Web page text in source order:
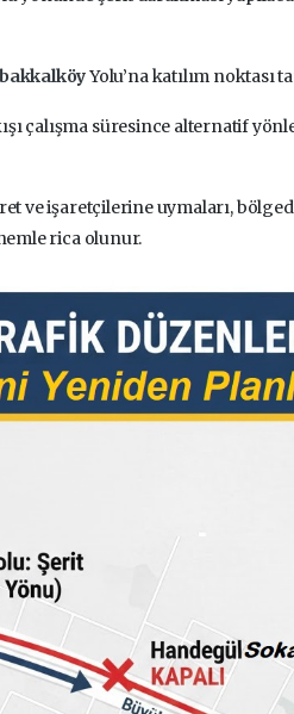
Yolu’na katılım noktası
çalışma süresince alternatif
ve işaretçilerine uymaları,
rica olunur.